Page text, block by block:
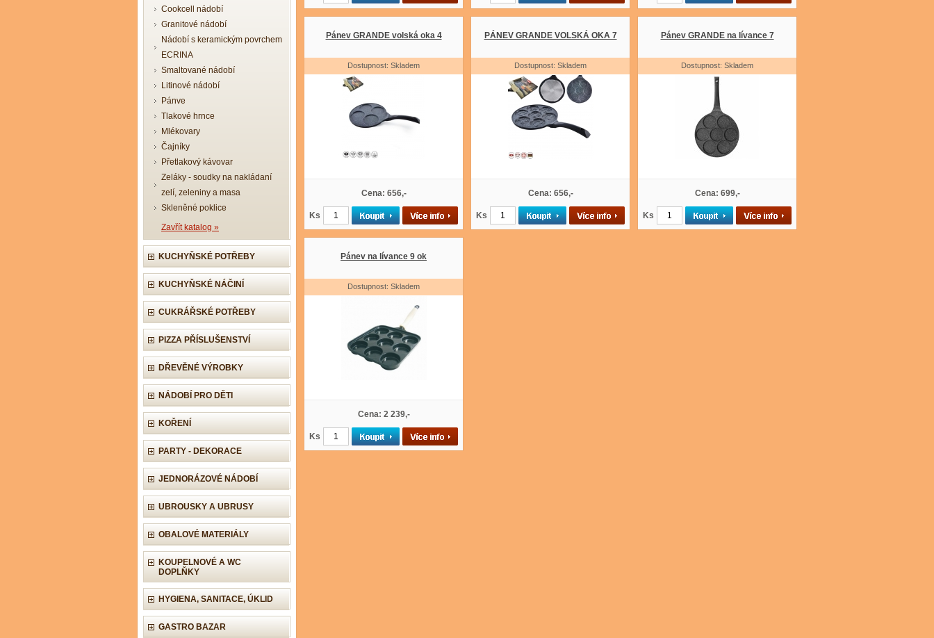
Cookcell nádobí
Granitové nádobí
Nádobí s keramickým povrchem
ECRINA
Smaltované nádobí
Litinové nádobí
Pánve
Tlakové hrnce
Mlékovary
Čajníky
Přetlakový kávovar
Zeláky - soudky na nakládaní
zelí, zeleniny a masa
Skleněné poklice
Zavřít katalog »
KUCHYŇSKÉ POTŘEBY
KUCHYŇSKÉ NÁČINÍ
CUKRÁŘSKÉ POTŘEBY
PIZZA PŘÍSLUŠENSTVÍ
DŘEVĚNÉ VÝROBKY
NÁDOBÍ PRO DĚTI
KOŘENÍ
PARTY - DEKORACE
JEDNORÁZOVÉ NÁDOBÍ
UBROUSKY A UBRUSY
OBALOVÉ MATERIÁLY
KOUPELNOVÉ A WC
DOPLŇKY
HYGIENA, SANITACE, ÚKLID
GASTRO BAZAR
Pánev GRANDE volská oka 4
Dostupnost: Skladem
Cena: 656,-
Ks
PÁNEV GRANDE VOLSKÁ OKA 7
Dostupnost: Skladem
Cena: 656,-
Ks
Pánev GRANDE na lívance 7
Dostupnost: Skladem
Cena: 699,-
Ks
Pánev na lívance 9 ok
Dostupnost: Skladem
Cena: 2 239,-
Ks